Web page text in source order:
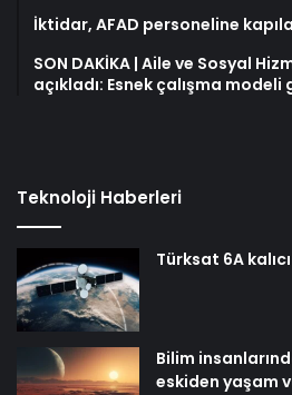
İktidar, AFAD personeline
SON DAKİKA | Aile ve Sosyal
açıkladı: Esnek çalışma modeli
Teknoloji Haberleri
Türksat 6A
Bilim
eskiden yaşam